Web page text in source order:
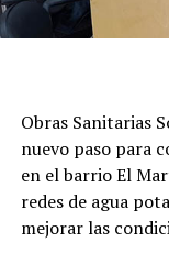
Obras Sanitarias
nuevo paso para
en el barrio El
redes de agua
mejorar las